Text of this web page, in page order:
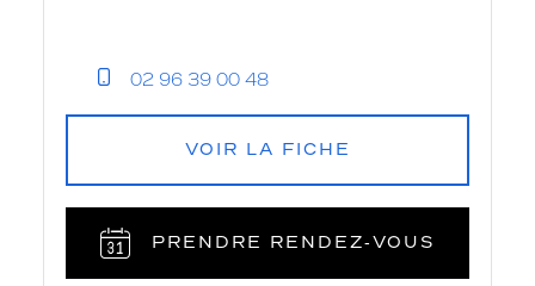
02 96 39 00 48
VOIR LA FICHE
PRENDRE RENDEZ‑VOUS